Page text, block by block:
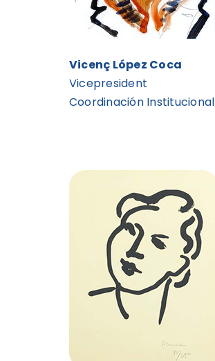
Vicenç López Coca
Vicepresident
Coordinación Institucional